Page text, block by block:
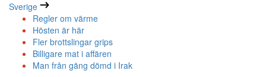
Sverige
Regler om värme
Hösten är här
Fler brottslingar grips
Billigare mat i affären
Man från gäng dömd i Irak